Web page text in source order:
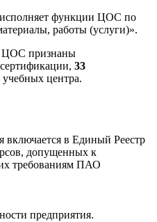
функции ЦОС по
работы (услуги)».
ЦОС признаны
33
учебных центра.
включается в Единый Реестр
допущенных к
требованиям ПАО
предприятия.